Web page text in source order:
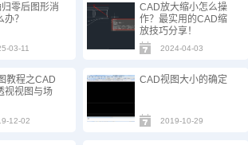
零后图形消
？
03-11
CAD放大缩小怎么操
作？最实用的CAD缩
放技巧分享！
2024-04-03
教程之CAD
视视图与场
12-02
CAD视图大小的确定
2019-10-29